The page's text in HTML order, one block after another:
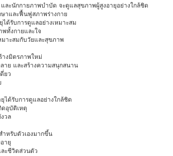
ะนักกายภาพบำบัด จะดูแลสุขภาพผู้สูงอายุอย่างใกล้ชิด
าและฟื้นฟูสภาพร่างกาย
ด้รับการดูแลอย่างเหมาะสม
ทั้งกายและใจ
าะสมกับวัยและสุขภาพ
างมิตรภาพใหม่
าย และสร้างความสนุกสนาน
ยว
ได้รับการดูแลอย่างใกล้ชิด
ดอุบัติเหตุ
วล
ำหรับตัวเองมากขึ้น
ายุ
ะชีวิตส่วนตัว